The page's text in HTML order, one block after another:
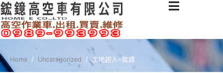
Home Uncategorized 工地超人~鋐鐿